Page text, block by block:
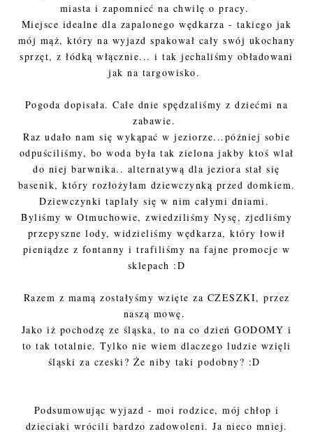
miasta i zapomnieć na chwilę o pracy.
Miejsce idealne dla zapalonego wędkarza - takiego jak
mój mąż, który na wyjazd spakował cały swój ukochany
sprzęt, z łódką włącznie... i tak jechaliśmy obładowani
jak na targowisko.
Pogoda dopisała. Całe dnie spędzaliśmy z dziećmi na
zabawie.
Raz udało nam się wykąpać w jeziorze...później sobie
odpuściliśmy, bo woda była tak zielona jakby ktoś wlał
do niej barwnika.. alternatywą dla jeziora stał się
basenik, który rozłożyłam dziewczynką przed domkiem.
Dziewczynki taplały się w nim całymi dniami.
Byliśmy w Otmuchowie, zwiedziliśmy Nysę, zjedliśmy
przepyszne lody, widzieliśmy wędkarza, który łowił
pieniądze z fontanny i trafiliśmy na fajne promocje w
sklepach :D
Razem z mamą zostałyśmy wzięte za CZESZKI, przez
naszą mowę.
Jako iż pochodzę ze śląska, to na co dzień GODOMY i
to tak totalnie. Tylko nie wiem dlaczego ludzie wzięli
śląski za czeski? Że niby taki podobny? :D
Podsumowując wyjazd - moi rodzice, mój chłop i
dzieciaki wrócili bardzo zadowoleni. Ja nieco mniej.